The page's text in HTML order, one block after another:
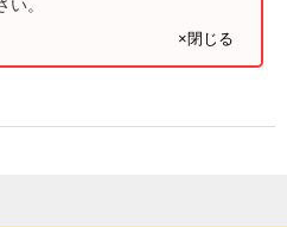
。
×閉じる